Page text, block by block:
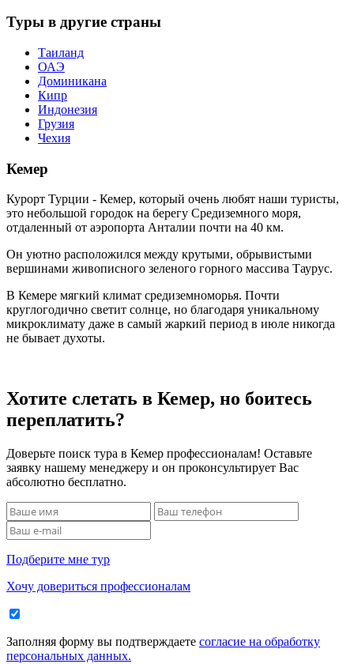
Туры в другие страны
Таиланд
ОАЭ
Доминикана
Кипр
Индонезия
Грузия
Чехия
Кемер
Курорт Турции - Кемер, который очень любят наши туристы,
это небольшой городок на берегу Средиземного моря,
отдаленный от аэропорта Анталии почти на 40 км.
Он уютно расположился между крутыми, обрывистыми
вершинами живописного зеленого горного массива Таурус.
В Кемере мягкий климат средиземноморья. Почти
круглогодично светит солнце, но благодаря уникальному
микроклимату даже в самый жаркий период в июле никогда
не бывает духоты.
Хотите слетать в Кемер, но боитесь
переплатить?
Доверьте поиск тура в Кемер профессионалам! Оставьте
заявку нашему менеджеру и он проконсультирует Вас
абсолютно бесплатно.
Подберите мне тур
Хочу довериться профессионалам
Заполняя форму вы подтверждаете согласие на обработку
персональных данных.